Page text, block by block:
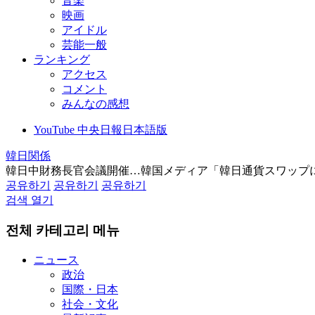
映画
アイドル
芸能一般
ランキング
アクセス
コメント
みんなの感想
YouTube 中央日報日本語版
韓日関係
韓日中財務長官会議開催…韓国メディア「韓日通貨スワップ
공유하기
공유하기
공유하기
검색 열기
전체 카테고리 메뉴
ニュース
政治
国際・日本
社会・文化